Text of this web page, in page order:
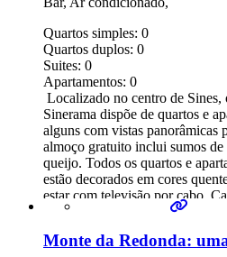
Quartos simples: 0
Quartos duplos: 0
Suites: 0
Apartamentos: 0
Localizado no centro de
Sinerama dispõe de quartos e
alguns com vistas panorâmicas
almoço gratuito inclui sumos
queijo. Todos os quartos e
estão decorados em cores
estar com televisão por cabo.
Monte da Redonda: